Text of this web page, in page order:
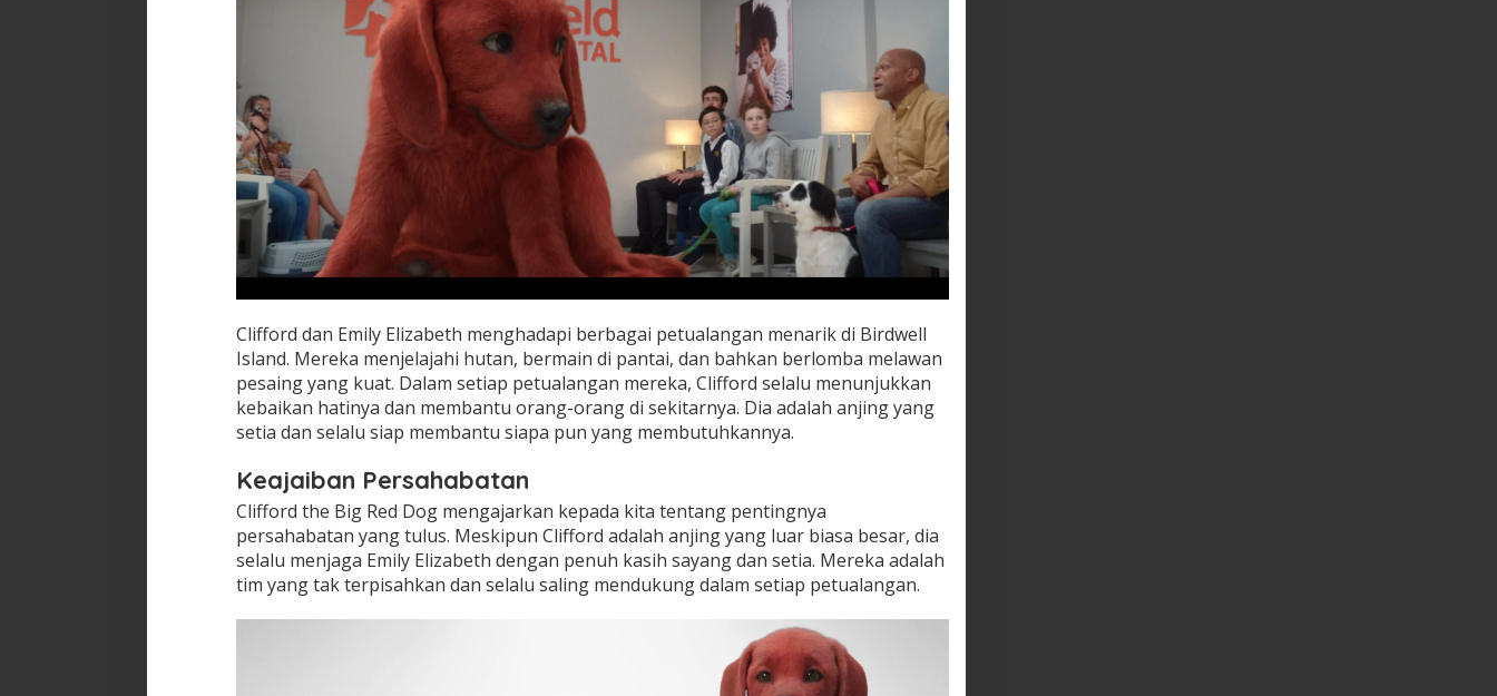
Clifford dan Emily Elizabeth menghadapi berbagai petualangan menarik di Birdwell
Island. Mereka menjelajahi hutan, bermain di pantai, dan bahkan berlomba melawan
pesaing yang kuat. Dalam setiap petualangan mereka, Clifford selalu menunjukkan
kebaikan hatinya dan membantu orang-orang di sekitarnya. Dia adalah anjing yang
setia dan selalu siap membantu siapa pun yang membutuhkannya.
Keajaiban Persahabatan
Clifford the Big Red Dog mengajarkan kepada kita tentang pentingnya
persahabatan yang tulus. Meskipun Clifford adalah anjing yang luar biasa besar, dia
selalu menjaga Emily Elizabeth dengan penuh kasih sayang dan setia. Mereka adalah
tim yang tak terpisahkan dan selalu saling mendukung dalam setiap petualangan.